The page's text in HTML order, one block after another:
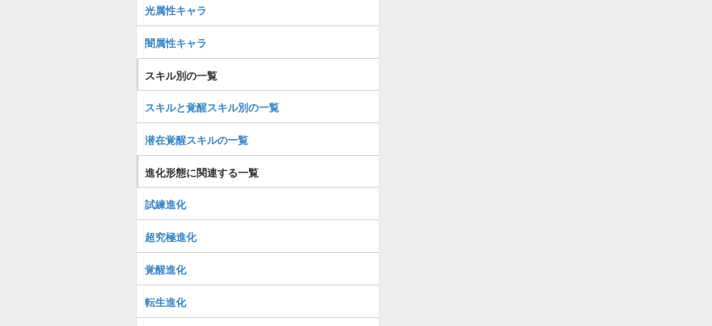
光属性キャラ
闇属性キャラ
スキル別の一覧
スキルと覚醒スキル別の一覧
潜在覚醒スキルの一覧
進化形態に関連する一覧
試練進化
超究極進化
覚醒進化
転生進化